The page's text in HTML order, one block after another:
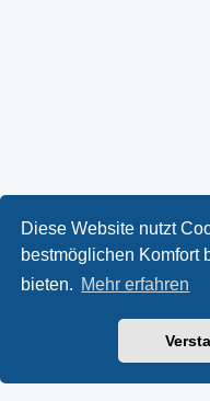
Diese Website nutzt
bestmöglichen Komfort
bieten. Mehr erfahren